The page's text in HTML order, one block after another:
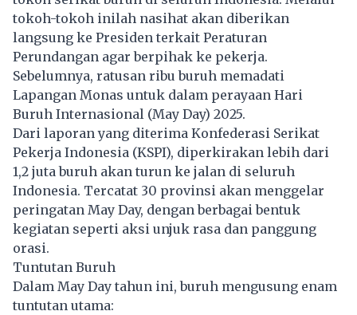
tokoh-tokoh inilah nasihat akan diberikan
langsung ke Presiden terkait Peraturan
Perundangan agar berpihak ke pekerja.
Sebelumnya, ratusan ribu buruh memadati
Lapangan Monas untuk dalam perayaan Hari
Buruh Internasional (May Day) 2025.
Dari laporan yang diterima Konfederasi Serikat
Pekerja Indonesia (KSPI), diperkirakan lebih dari
1,2 juta buruh akan turun ke jalan di seluruh
Indonesia. Tercatat 30 provinsi akan menggelar
peringatan May Day, dengan berbagai bentuk
kegiatan seperti aksi unjuk rasa dan panggung
orasi.
Tuntutan Buruh
Dalam May Day tahun ini, buruh mengusung enam
tuntutan utama: